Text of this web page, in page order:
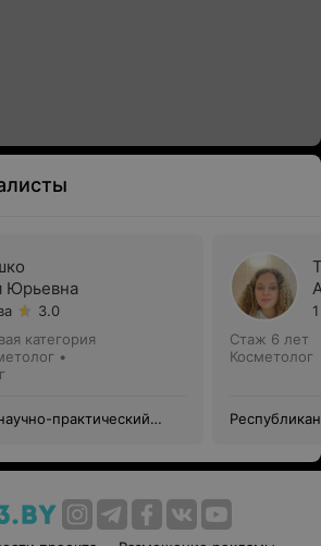
Юрьевна
3.0
категория
•
практический
Стаж 6 лет
Косметолог